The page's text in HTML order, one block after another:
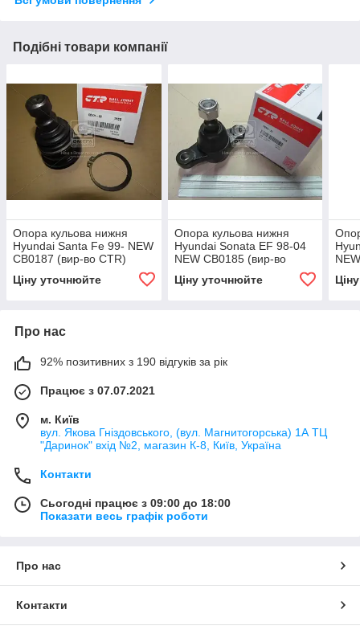
Подібні товари компанії
Опора кульова нижня
Hyundai Santa Fe 99- NEW
CB0187 (вир-во CTR)
Ціну уточнюйте
Опора кульова нижня
Hyundai Sonata EF 98-04
NEW CB0185 (вир-во
Ціну уточнюйте
Про нас
92% позитивних з 190 відгуків за рік
Працює з 07.07.2021
м. Київ
вул. Якова Гніздовського, (вул. Магнитогорська) 1А ТЦ
"Даринок" вхід №2, магазин К-8, Київ, Україна
Контакти
Сьогодні працює з 09:00 до 18:00
Показати весь графік роботи
Про нас
Контакти